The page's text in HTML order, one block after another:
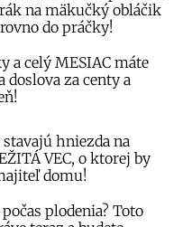
na mäkučký obláčik
do práčky!
a celý MESIAC máte
doslova za centy a
hniezda na
VEC, o ktorej by
domu!
plodenia? Toto